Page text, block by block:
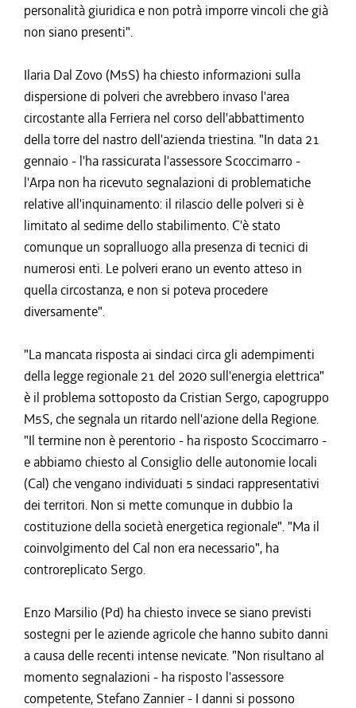
personalità giuridica e non potrà imporre vincoli che già
non siano presenti".
Ilaria Dal Zovo (M5S) ha chiesto informazioni sulla
dispersione di polveri che avrebbero invaso l'area
circostante alla Ferriera nel corso dell'abbattimento
della torre del nastro dell'azienda triestina. "In data 21
gennaio - l'ha rassicurata l'assessore Scoccimarro -
l'Arpa non ha ricevuto segnalazioni di problematiche
relative all'inquinamento: il rilascio delle polveri si è
limitato al sedime dello stabilimento. C'è stato
comunque un sopralluogo alla presenza di tecnici di
numerosi enti. Le polveri erano un evento atteso in
quella circostanza, e non si poteva procedere
diversamente".
"La mancata risposta ai sindaci circa gli adempimenti
della legge regionale 21 del 2020 sull'energia elettrica"
è il problema sottoposto da Cristian Sergo, capogruppo
M5S, che segnala un ritardo nell'azione della Regione.
"Il termine non è perentorio - ha risposto Scoccimarro -
e abbiamo chiesto al Consiglio delle autonomie locali
(Cal) che vengano individuati 5 sindaci rappresentativi
dei territori. Non si mette comunque in dubbio la
costituzione della società energetica regionale". "Ma il
coinvolgimento del Cal non era necessario", ha
controreplicato Sergo.
Enzo Marsilio (Pd) ha chiesto invece se siano previsti
sostegni per le aziende agricole che hanno subito danni
a causa delle recenti intense nevicate. "Non risultano al
momento segnalazioni - ha risposto l'assessore
competente, Stefano Zannier - I danni si possono